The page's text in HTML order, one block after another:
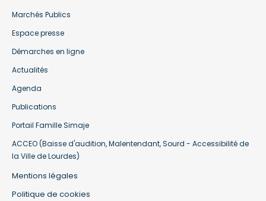
Marchés Publics
Espace presse
Démarches en ligne
Actualités
Agenda
Publications
Portail Famille Simaje
ACCEO (Baisse d'audition, Malentendant, Sourd - Accessibilité de
la Ville de Lourdes)
Mentions légales
Politique de cookies